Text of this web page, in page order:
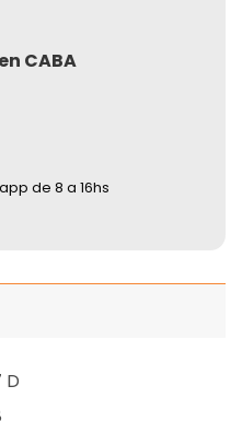
CABA
de 8 a 16hs
D